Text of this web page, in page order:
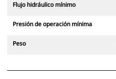
Flujo hidráulico mínimo
Presión de operación mínima
Peso